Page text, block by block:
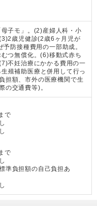
子モ」。(2)産婦人科・小
歳児健診(2歳6ヶ月児が
防接種費用の一部助成。
つ無償化。(6)移動式赤ち
不妊治療にかかる費用の一
殖補助医療と併用して行っ
担額、市外の医療機関で生
の交通費等)。
で
で
準負担額の自己負担あ